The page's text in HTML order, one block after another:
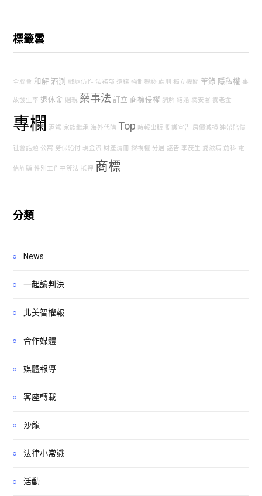
標籤雲
全聯會 和解 酒測 戲謔仿作 法務部 還錢 強制猥褻 處刑 獨立機關 筆錄 隱私權 事
故發生率 退休金 姻親 藥事法 訂立 商標侵權 調解 結婚 職安署 養老金
專欄 酒駕 家族繼承 海外代購 Top 時報出版 監護宣告 房價減損 連帶賠償
社會話題 公寓 勞保給付 現金流 財產清冊 探視權 分居 誣告 李茂生 愛滋病 前科 電
信詐騙 性別工作平等法 抵押 商標
分類
News
一起讀判決
北美智權報
合作媒體
媒體報導
客座轉載
沙龍
法律小常識
活動